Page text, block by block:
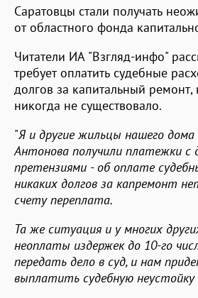
Саратовцы стали получать
от областного фонда
Читатели ИА "Взгляд-инфо"
требует оплатить судебные
долгов за капитальный
никогда не существовало.
"Я и другие жильцы нашего
Антонова получили платежки с
претензиями - об оплате
никаких долгов за капремонт
счету переплата.
Та же ситуация и у многих
неоплаты издержек до 10-го
передать дело в суд, и нам
выплатить судебную неустойку